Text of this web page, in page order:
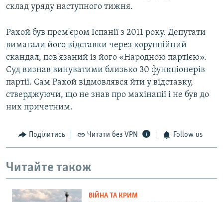
склад уряду наступного тижня.
Рахой був прем'єром Іспанії з 2011 року. Депутати
вимагали його відставки через корупційний
скандал, пов'язаний із його «Народною партією».
Суд визнав винуватими близько 30 функціонерів
партії. Сам Рахой відмовлявся йти у відставку,
стверджуючи, що не знав про махінації і не був до
них причетним.
Поділитись Читати без VPN Follow us
Читайте також
ВІЙНА ТА КРИМ